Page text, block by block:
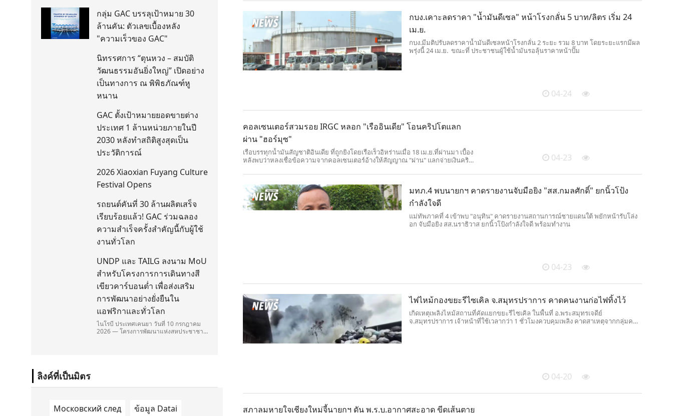
กลุ่ม GAC บรรลุเป้าหมาย 30
ล้านคัน: ตัวเลขเบื้องหลัง
"ความเร็วของ GAC"
นิทรรศการ “ตุนหวง – สมบัติ
วัฒนธรรมอันยิ่งใหญ่” เปิดอย่าง
เป็นทางการ ณ พิพิธภัณฑ์หู
หนาน
GAC ตั้งเป้าหมายยอดขายต่าง
ประเทศ 1 ล้านหน่วยภายในปี
2030 หลังทำสถิติสูงสุดเป็น
ประวัติการณ์
2026 Xiaoxian Fuyang Culture
Festival Opens
รถยนต์คันที่ 30 ล้านผลิตเสร็จ
เรียบร้อยแล้ว! GAC ร่วมฉลอง
ความสำเร็จครั้งสำคัญนี้กับผู้ใช้
งานทั่วโลก
UNDP และ TAILG ลงนาม MoU
สำหรับโครงการการเดินทางสี
เขียวคาร์บอนต่ำ เพื่อส่งเสริม
การพัฒนาอย่างยั่งยืนใน
แอฟริกาและทั่วโลก
ไนโรบี ประเทศเคนยา วันที่ 10 กรกฎาคม
2026 — โครงการพัฒนาแห่งสหประชาชาติ
ลิงค์ที่เป็นมิตร
Московский след ข้อมูล Datai
กบง.เคาะลดราคา "น้ำมันดีเซล" หน้าโรงกลั่น 5 บาท/ลิตร เริ่ม 24
เม.ย.
กบง.มีมติปรับลดราคาน้ำมันดีเซลหน้าโรงกลั่น 2 ระยะ รวม 8 บาท โดยระยะแรกมีผล
พรุ่งนี้ 24 เม.ย. ขณะที่ ประชาชนผู้ใช้น้ำมันรอลุ้นราคาหน้าปั๊ม
04-24
คอลเซนเตอร์สวมรอย IRGC หลอก "เรืออินเดีย" โอนคริปโตแลก
ผ่าน "ฮอร์มุซ"
เรือบรรทุกน้ำมันสัญชาติอินเดีย ที่ถูกยิงโดยเรือเร็วอิหร่านเมื่อ 18 เม.ย.ที่ผ่านมา เบื้อง
หลังพบว่าหลงเชื่อข้อความจากคอลเซนเตอร์อ้างให้สัญญาณ "ผ่าน" แลกจ่ายเงินคริป
04-23
มทภ.4 พบนายกฯ คาดรายงานจับมือยิง "สส.กมลศักดิ์" ยกนิ้วโป้ง
กำลังใจดี
แม่ทัพภาคที่ 4 เข้าพบ "อนุทิน" คาดรายงานสถานการณ์ชายแดนใต้ พยักหน้ารับโล่ง
อก จับมือยิง สส.นราธิวาส ยกนิ้วโป้งกำลังใจดี พร้อมทำงาน
04-23
ไฟไหม้กองขยะรีไซเคิล จ.สมุทรปราการ คาดคนงานก่อไฟทิ้งไว้
เกิดเหตุเพลิงไหม้สถานที่คัดแยกขยะรีไซเคิล ในพื้นที่ อ.พระสมุทรเจดีย์
จ.สมุทรปราการ เจ้าหน้าที่ใช้เวลากว่า 1 ชั่วโมงควบคุมเพลิง คาดสาเหตุจากกลุ่มคน
04-20
สภาลมหายใจเชียงใหม่จี้นายกฯ ดัน พ.ร.บ.อากาศสะอาด ขีดเส้นตาย